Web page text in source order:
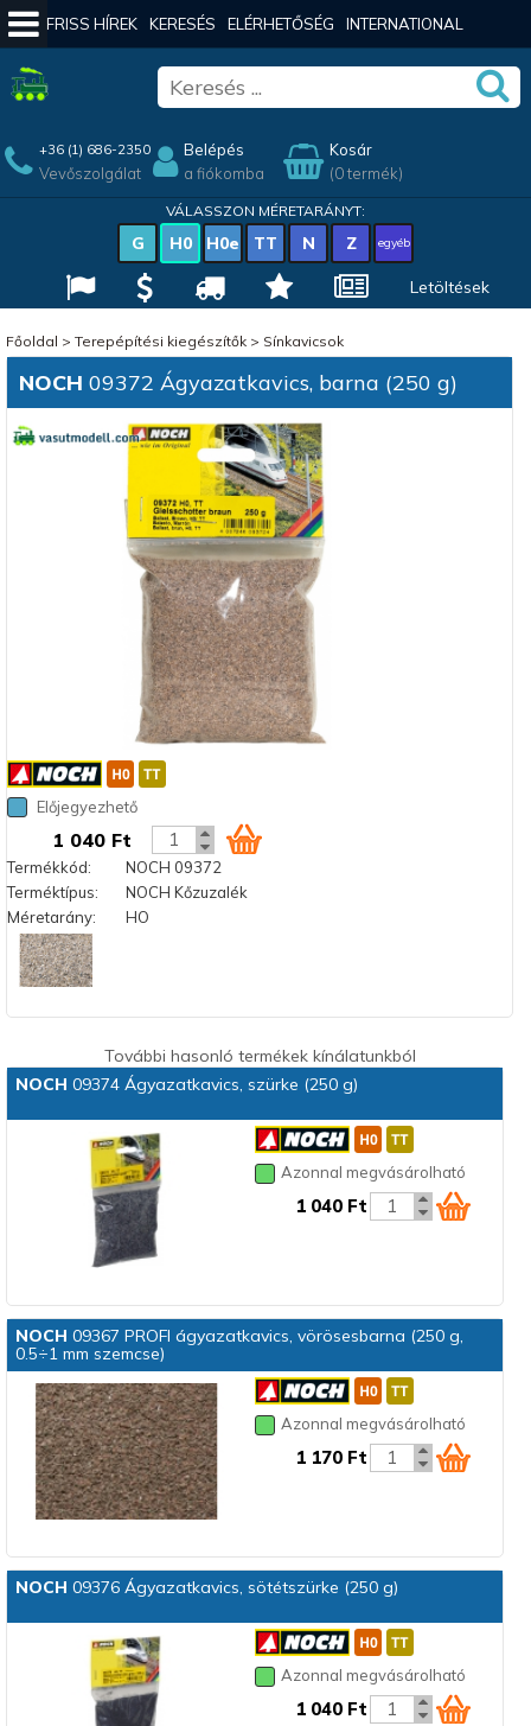
FRISS HÍREK KERESÉS ELÉRHETŐSÉG INTERNATIONAL
+36 (1) 686-2350
Vevőszolgálat
Belépés
a fiókomba
Kosár
(0 termék)
VÁLASSZON MÉRETARÁNYT:
G H0 H0e TT N Z egyéb
Letöltések
Főoldal > Terepépítési kiegészítők> Sínkavicsok
NOCH 09372 Ágyazatkavics, barna (250 g)
Előjegyezhető
1 040 Ft
Termékkód:
NOCH 09372
Terméktípus:
NOCH Kőzuzalék
Méretarány:
HO
További hasonló termékek kínálatunkból
NOCH 09374 Ágyazatkavics, szürke (250 g)
Azonnal megvásárolható
1 040 Ft
NOCH 09367 PROFI ágyazatkavics, vörösesbarna (250 g,
0.5÷1 mm szemcse)
Azonnal megvásárolható
1 170 Ft
NOCH 09376 Ágyazatkavics, sötétszürke (250 g)
Azonnal megvásárolható
1 040 Ft